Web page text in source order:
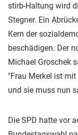
stirb-Haltung wird
Stegner. Ein
Kern der
beschädigen. Der
Michael Groschek
"Frau Merkel ist
und sie muss nun
Die SPD hatte vor